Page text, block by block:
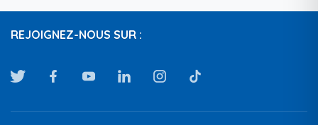
REJOIGNEZ-NOUS SUR :